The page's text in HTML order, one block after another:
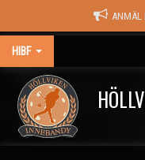
ANMÄL
HIBF